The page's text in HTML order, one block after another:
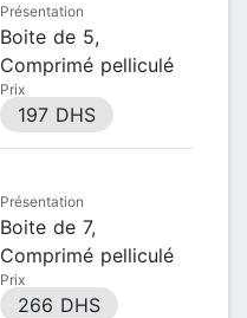
Présentation
Boite de 5,
Comprimé pelliculé
Prix
197 DHS
Présentation
Boite de 7,
Comprimé pelliculé
Prix
266 DHS